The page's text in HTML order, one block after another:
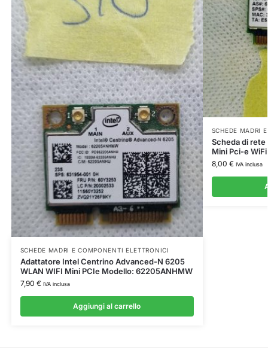
SCHEDE MADRI E COMPONENTI ELETTRONICI
Adattatore Intel Centrino Advanced-N 6205
WLAN WIFI Mini PCIe Modello: 62205ANHMW
7,90 € IVA inclusa
Aggiungi al carrello
SCHEDE MADRI
Scheda di
Mini Pci-e
8,00 € IVA inclusa